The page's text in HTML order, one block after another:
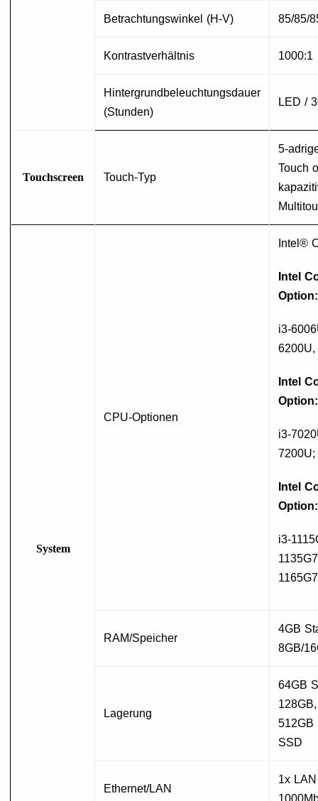
Betrachtungswinkel (H-V) 85/85/
Kontrastverhältnis 1000:1
Hintergrundbeleuchtungsdauer
(Stunden)
LED /
Touchscreen Touch-Typ
5-
Touch
System
CPU-Optionen
Intel®
Intel
Option:
i3-
6200U,
Intel
Option:
i3-
Intel
Option:
i3-
1165G7
RAM/Speicher
4GB
8GB/
Lagerung
64GB
512GB
SSD
Ethernet/LAN
1x